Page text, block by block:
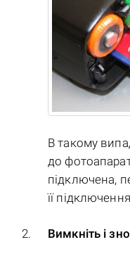
В такому
до
підключена,
її
Вимкніть і